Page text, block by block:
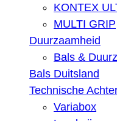
KONTEX
MULTI GRIP
Duurzaamheid
Bals &
Bals Duitsland
Technische
Variabox